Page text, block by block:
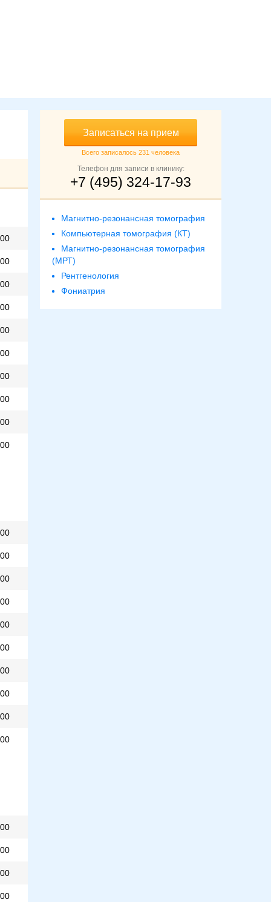
Записаться на прием
Всего записалось 231 человека
Телефон для записи в клинику:
+7 (495) 324-17-93
Магнитно-резонансная томография
Компьютерная томография (КТ)
Магнитно-резонансная томография
(МРТ)
Рентгенология
Фониатрия